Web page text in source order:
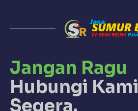
Jangan Ragu
Hubungi Kami
Segera.